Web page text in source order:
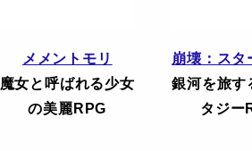
メメントモリ
魔女と呼ばれる少女
の美麗RPG
崩壊：スタ
銀河を旅す
タジー